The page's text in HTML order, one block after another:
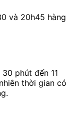
và 20h45 hàng
phút đến 11
thời gian có